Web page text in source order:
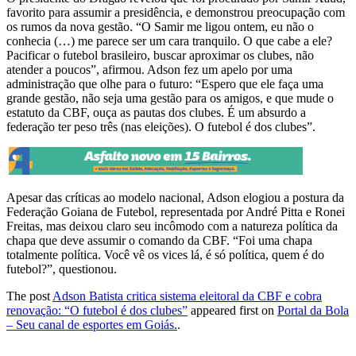
favorito para assumir a presidência, e demonstrou preocupação com
os rumos da nova gestão. “O Samir me ligou ontem, eu não o
conhecia (…) me parece ser um cara tranquilo. O que cabe a ele?
Pacificar o futebol brasileiro, buscar aproximar os clubes, não
atender a poucos”, afirmou. Adson fez um apelo por uma
administração que olhe para o futuro: “Espero que ele faça uma
grande gestão, não seja uma gestão para os amigos, e que mude o
estatuto da CBF, ouça as pautas dos clubes. É um absurdo a
federação ter peso três (nas eleições). O futebol é dos clubes”.
Apesar das críticas ao modelo nacional, Adson elogiou a postura da
Federação Goiana de Futebol, representada por André Pitta e Ronei
Freitas, mas deixou claro seu incômodo com a natureza política da
chapa que deve assumir o comando da CBF. “Foi uma chapa
totalmente política. Você vê os vices lá, é só política, quem é do
futebol?”, questionou.
The post Adson Batista critica sistema eleitoral da CBF e cobra
renovação: “O futebol é dos clubes” appeared first on Portal da Bola
– Seu canal de esportes em Goiás..